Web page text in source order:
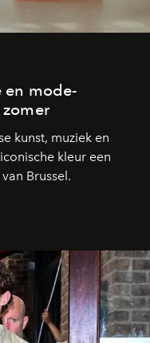
en mode-
zomer
kunst, muziek en
kleur een
Brussel.